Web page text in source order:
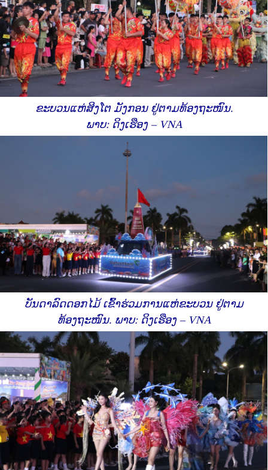
ຂະບວນແຫ່ສິງໂຕ ມັງກອນ ຢູ່ຕາມທ້ອງຖະໜົນ.
ພາບ: ດິງເຮືອງ – VNA
ບັນດາລົດດອກໄມ້ ເຂົ້າຮ່ວມການແຫ່ຂະບວນ ຢູ່ຕາມ
ທ້ອງຖະໜົນ. ພາບ: ດິງເຮືອງ – VNA